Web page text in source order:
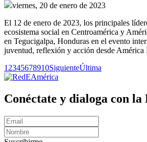
viernes, 20 de enero de 2023
El 12 de enero de 2023, los principales
ecosistema social en Centroamérica y
en Tegucigalpa, Honduras en el evento
juventud, reflexión y acción desde América
1 2345678910SiguienteÚltima
Conéctate y dialoga con la